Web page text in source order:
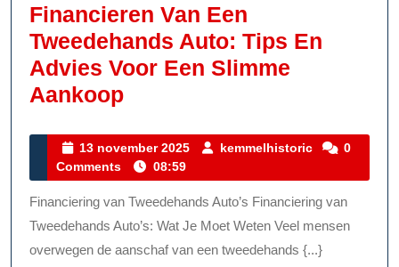
Financieren Van Een
Tweedehands Auto: Tips En
Advies Voor Een Slimme
AankoopFinancieren
Een
Tweedehands
Auto:
Tips
En
13 november 2025
13
2025
kemmelhistoric
0
Comments
08:59
Financiering van Tweedehands Auto’s Financiering van
Tweedehands Auto’s: Wat Je Moet Weten Veel mensen
overwegen de aanschaf van een tweedehands {...}